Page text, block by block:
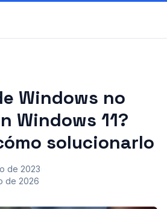
Windows no
Windows 11?
solucionarlo
de 2023·
de 2026